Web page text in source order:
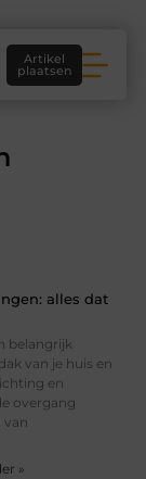
Artikel
plaatsen
alles dat
belangrijk
van je huis en
en
overgang
van
»